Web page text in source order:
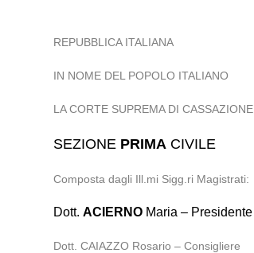
REPUBBLICA ITALIANA
IN NOME DEL POPOLO ITALIANO
LA CORTE SUPREMA DI CASSAZIONE
SEZIONE PRIMA CIVILE
Composta dagli Ill.mi Sigg.ri Magistrati:
Dott.ACIERNO Maria – Presidente
Dott. CAIAZZO Rosario – Consigliere